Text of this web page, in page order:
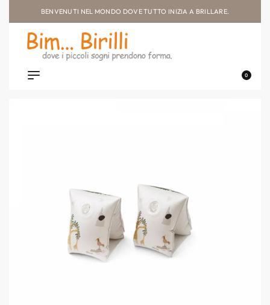
BENVENUTI NEL MONDO DOVE TUTTO INIZIA A BRILLARE.
0